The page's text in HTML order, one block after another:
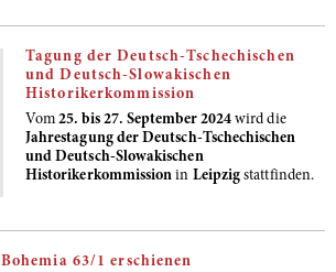
Tagung der Deutsch-Tschechischen
und Deutsch-Slowakischen
Historikerkommission
Vom25. bis 27. September 2024 wird die
Jahrestagung der Deutsch-Tschechischen
und Deutsch-Slowakischen
Historikerkommission in Leipzigstattfinden.
Bohemia 63/1 erschienen